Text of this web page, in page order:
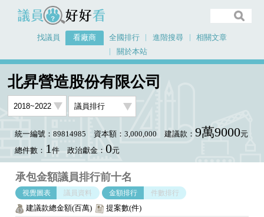
議員好好看
找議員 看廠商 全國排行 進階搜尋
相關文章
關於本站
北昇營造股份有限公司
統一編號：89814985 資本額：3,000,000 建議款： 9萬9000元
總件數： 1件 政治獻金： 0元
承包金額議員排行前十名
視覺圖表 議員資料 金額排行 件數排行
建議款總金額(百萬) 提案數(件)